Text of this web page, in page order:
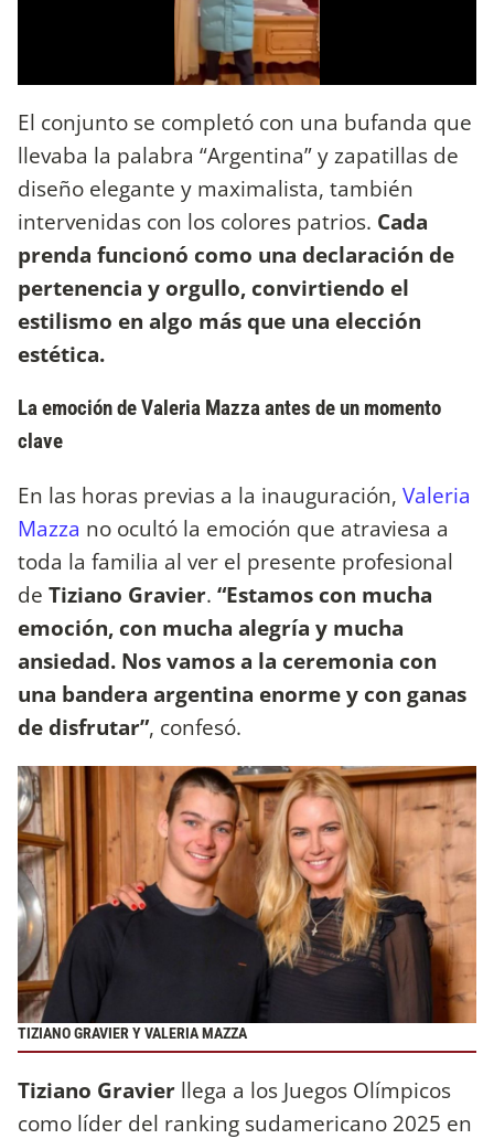
El conjunto se completó con una bufanda que
llevaba la palabra “Argentina” y zapatillas de
diseño elegante y maximalista, también
intervenidas con los colores patrios. Cada
prenda funcionó como una declaración de
pertenencia y orgullo, convirtiendo el
estilismo en algo más que una elección
estética.
La emoción de Valeria Mazza antes de un momento
clave
En las horas previas a la inauguración, Valeria
Mazza no ocultó la emoción que atraviesa a
toda la familia al ver el presente profesional
de Tiziano Gravier. “Estamos con mucha
emoción, con mucha alegría y mucha
ansiedad. Nos vamos a la ceremonia con
una bandera argentina enorme y con ganas
de disfrutar”, confesó.
TIZIANO GRAVIER Y VALERIA MAZZA
Tiziano Gravier llega a los Juegos Olímpicos
como líder del ranking sudamericano 2025 en